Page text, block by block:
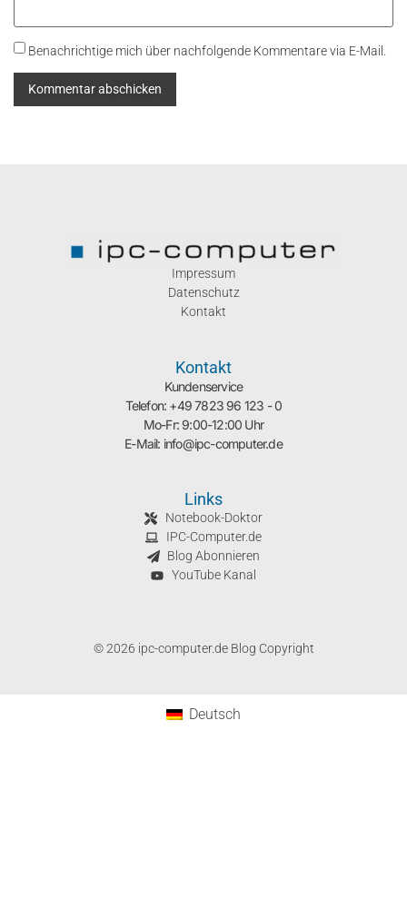
Benachrichtige mich über nachfolgende Kommentare via E-Mail.
Impressum
Datenschutz
Kontakt
Kontakt
Kundenservice
Telefon: +49 7823 96 123 - 0
Mo-Fr: 9:00-12:00 Uhr
E-Mail: info@ipc-computer.de
Links
Notebook-Doktor
IPC-Computer.de
Blog Abonnieren
YouTube Kanal
© 2026 ipc-computer.de Blog Copyright
Deutsch